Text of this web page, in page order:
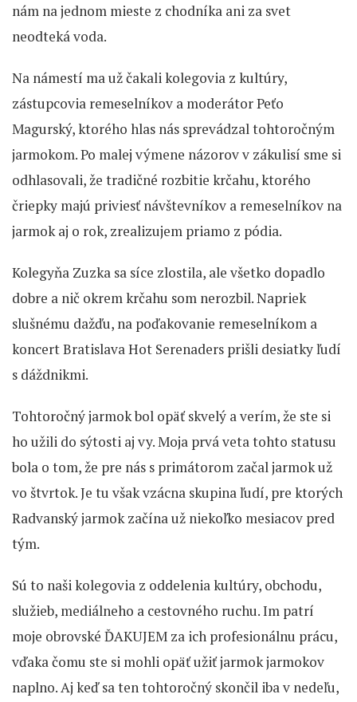
nám na jednom mieste z chodníka ani za svet
neodteká voda.
Na námestí ma už čakali kolegovia z kultúry,
zástupcovia remeselníkov a moderátor Peťo
Magurský, ktorého hlas nás sprevádzal tohtoročným
jarmokom. Po malej výmene názorov v zákulisí sme si
odhlasovali, že tradičné rozbitie krčahu, ktorého
čriepky majú priviesť návštevníkov a remeselníkov na
jarmok aj o rok, zrealizujem priamo z pódia.
Kolegyňa Zuzka sa síce zlostila, ale všetko dopadlo
dobre a nič okrem krčahu som nerozbil. Napriek
slušnému dažďu, na poďakovanie remeselníkom a
koncert Bratislava Hot Serenaders prišli desiatky ľudí
s dáždnikmi.
Tohtoročný jarmok bol opäť skvelý a verím, že ste si
ho užili do sýtosti aj vy. Moja prvá veta tohto statusu
bola o tom, že pre nás s primátorom začal jarmok už
vo štvrtok. Je tu však vzácna skupina ľudí, pre ktorých
Radvanský jarmok začína už niekoľko mesiacov pred
tým.
Sú to naši kolegovia z oddelenia kultúry, obchodu,
služieb, mediálneho a cestovného ruchu. Im patrí
moje obrovské ĎAKUJEM za ich profesionálnu prácu,
vďaka čomu ste si mohli opäť užiť jarmok jarmokov
naplno. Aj keď sa ten tohtoročný skončil iba v nedeľu,